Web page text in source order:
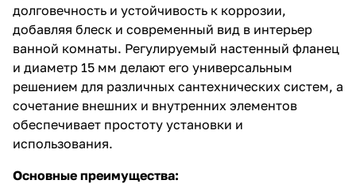
долговечность и устойчивость к коррозии,
добавляя блеск и современный вид в интерьер
ванной комнаты. Регулируемый настенный фланец
и диаметр 15 мм делают его универсальным
решением для различных сантехнических систем, а
сочетание внешних и внутренних элементов
обеспечивает простоту установки и
использования.
Основные преимущества: